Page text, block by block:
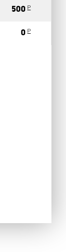
500 Р
0 Р